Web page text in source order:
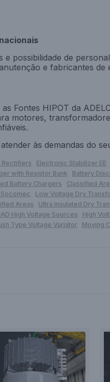
possibilidade de
e fabricantes de
Fontes HIPOT da
motores,
às demandas do
Rectifiers Electronic Stabilizer EE
with Resistor Bank Battery
Battery Chargers Classified
Socomec Low Voltage Dry
Areas Ultra Insulated Dry
High Voltage Sources High
Type Voltage Variator Moving